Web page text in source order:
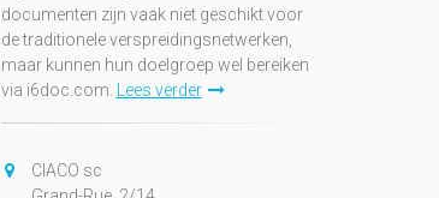
documenten zijn vaak niet geschikt voor
de traditionele verspreidingsnetwerken,
maar kunnen hun doelgroep wel bereiken
via i6doc.com. Lees verder
CIACO sc